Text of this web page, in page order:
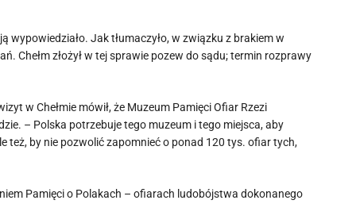
Jak tłumaczyło, w związku z brakiem w
Chełm złożył w tej sprawie pozew do sądu; termin rozprawy
w Chełmie mówił, że Muzeum Pamięci Ofiar Rzezi
– Polska potrzebuje tego muzeum i tego miejsca, aby
by nie pozwolić zapomnieć o ponad 120 tys. ofiar tych,
Pamięci o Polakach – ofiarach ludobójstwa dokonanego